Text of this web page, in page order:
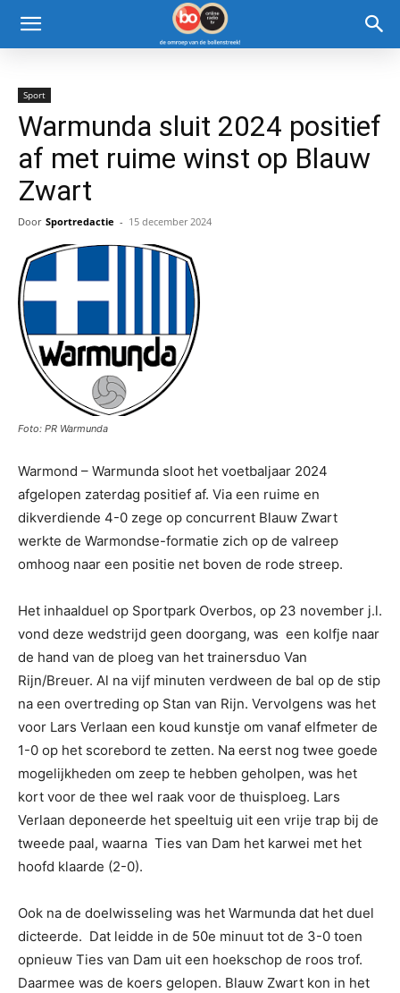
Sport
Warmunda sluit 2024 positief
af met ruime winst op Blauw
Zwart
Door Sportredactie - 15 december 2024
Foto: PR Warmunda
Warmond – Warmunda sloot het voetbaljaar 2024
afgelopen zaterdag positief af. Via een ruime en
dikverdiende 4-0 zege op concurrent Blauw Zwart
werkte de Warmondse-formatie zich op de valreep
omhoog naar een positie net boven de rode streep.
Het inhaalduel op Sportpark Overbos, op 23 november j.l.
vond deze wedstrijd geen doorgang, was een kolfje naar
de hand van de ploeg van het trainersduo Van
Rijn/Breuer. Al na vijf minuten verdween de bal op de stip
na een overtreding op Stan van Rijn. Vervolgens was het
voor Lars Verlaan een koud kunstje om vanaf elfmeter de
1-0 op het scorebord te zetten. Na eerst nog twee goede
mogelijkheden om zeep te hebben geholpen, was het
kort voor de thee wel raak voor de thuisploeg. Lars
Verlaan deponeerde het speeltuig uit een vrije trap bij de
tweede paal, waarna Ties van Dam het karwei met het
hoofd klaarde (2-0).
Ook na de doelwisseling was het Warmunda dat het duel
dicteerde. Dat leidde in de 50e minuut tot de 3-0 toen
opnieuw Ties van Dam uit een hoekschop de roos trof.
Daarmee was de koers gelopen. Blauw Zwart kon in het